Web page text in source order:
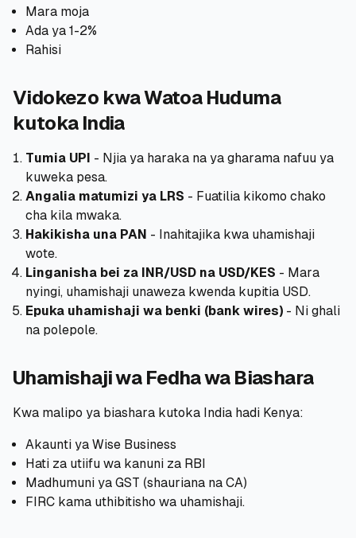
Mara moja
Ada ya 1-2%
Rahisi
Vidokezo kwa Watoa Huduma
kutoka India
Tumia UPI - Njia ya haraka na ya gharama nafuu ya
kuweka pesa.
Angalia matumizi ya LRS - Fuatilia kikomo chako
cha kila mwaka.
Hakikisha una PAN - Inahitajika kwa uhamishaji
wote.
Linganisha bei za INR/USD na USD/KES - Mara
nyingi, uhamishaji unaweza kwenda kupitia USD.
Epuka uhamishaji wa benki (bank wires) - Ni ghali
na polepole.
Uhamishaji wa Fedha wa Biashara
Kwa malipo ya biashara kutoka India hadi Kenya:
Akaunti ya Wise Business
Hati za utiifu wa kanuni za RBI
Madhumuni ya GST (shauriana na CA)
FIRC kama uthibitisho wa uhamishaji.